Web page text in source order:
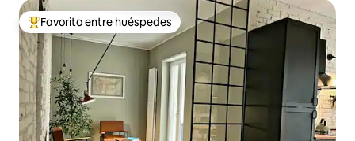
Favorito entre huéspedes preferido
Favorito entre huéspedes